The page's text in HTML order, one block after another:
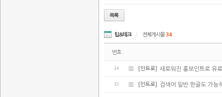
팁&테크 전체게시물34
번호
34 [인트로] 새로워진 홍보인트로 유
33 [인트로] 검색어 일반 한글도 가능